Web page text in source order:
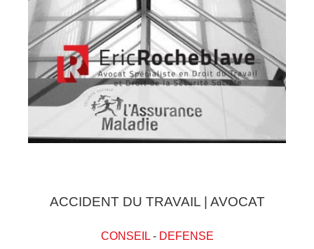
ACCIDENT DU TRAVAIL | AVOCAT
CONSEIL- DEFENSE